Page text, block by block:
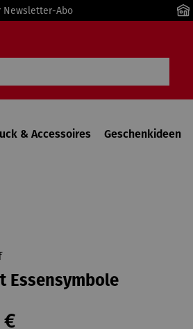
Newsletter-Abo
& Accessoires Geschenkideen
Essensymbole
€